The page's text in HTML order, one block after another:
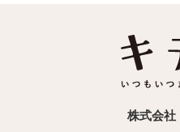
株式会社